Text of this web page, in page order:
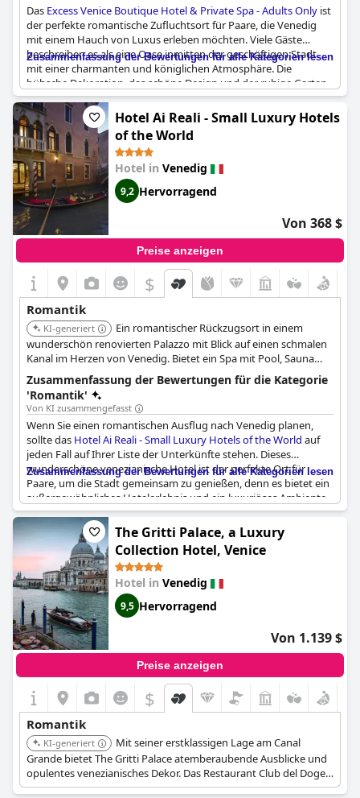
Das Excess Venice Boutique Hotel & Private Spa - Adults Only ist
der perfekte romantische Zufluchtsort für Paare, die Venedig
mit einem Hauch von Luxus erleben möchten. Viele Gäste
beschreiben es als eine Oase inmitten der geschäftigen Stadt
mit einer charmanten und königlichen Atmosphäre. Die
hübsche Dekoration, das schöne Design und der ruhige Garten
des Hotels tragen zu seinem romantischen Charme bei. Die
meisten Gäste verliebten sich in den Garten und betonten, wie
ruhig und bezaubernd er ist. Auch das Frühstück im Garten
wurde als ein besonderes Erlebnis hervorgehoben. Die Lage des
Hotels, abseits der Touristenströme, wurde als ideal für Paare
beschrieben, die einen ruhigen und romantischen Aufenthalt
genießen wollen. Wenn Sie eine elegante Flucht im Herzen
Venedigs suchen, ist das Excess Venice Boutique Hotel genau
das Richtige für Sie.
Zusammenfassung der Bewertungen für alle Kategorien lesen
Hotel Ai Reali - Small Luxury Hotels
of the World
Hotel in Venedig
9,2 Hervorragend
Von 368 $
Preise anzeigen
$
Romantik
KI-generiert
Ein romantischer Rückzugsort in einem
wunderschön renovierten Palazzo mit Blick auf einen schmalen
Kanal im Herzen von Venedig. Bietet ein Spa mit Pool, Sauna
und Whirlpool sowie einen intimen Innenhof und Kanalblick von
einigen Zimmern und dem Restaurant.
Zusammenfassung der Bewertungen für die Kategorie
'Romantik'
Von KI zusammengefasst
Wenn Sie einen romantischen Ausflug nach Venedig planen,
sollte das Hotel Ai Reali - Small Luxury Hotels of the World auf
jeden Fall auf Ihrer Liste der Unterkünfte stehen. Dieses
wunderschöne venezianische Hotel ist der perfekte Ort für
Paare, um die Stadt gemeinsam zu genießen, denn es bietet ein
außergewöhnliches Hotelerlebnis und ein luxuriöses Ambiente.
Das Hotel bietet auch romantische Annehmlichkeiten wie
kostenlosen Prosecco für Hochzeitsreisende und eine schöne
Flasche Sekt auf dem Zimmer bei Hochzeitsjubiläen. Und wenn
Sie beim Essen die Aussicht genießen möchten, bietet das
Hotelrestaurant einen Blick auf den Kanal, an dem die Gondeln
vorbeifahren. Die traditionelle Dekoration unterstreicht die
luxuriöse Atmosphäre der alten Welt und verleiht dem Hotel
einen reizenden, malerischen Charakter. Mit seiner großartigen
Lage und dem herzlichen und freundlichen Personal ist das
Hotel Ai Reali einfach ein schöner Ort für einen Aufenthalt in
Venedig
Zusammenfassung der Bewertungen für alle Kategorien lesen
The Gritti Palace, a Luxury
Collection Hotel, Venice
Hotel in Venedig
9,5 Hervorragend
Von 1.139 $
Preise anzeigen
$
Romantik
KI-generiert
Mit seiner erstklassigen Lage am Canal
Grande bietet The Gritti Palace atemberaubende Ausblicke und
opulentes venezianisches Dekor. Das Restaurant Club del Doge
mit seiner romantischen Terrasse und die eleganten Suiten